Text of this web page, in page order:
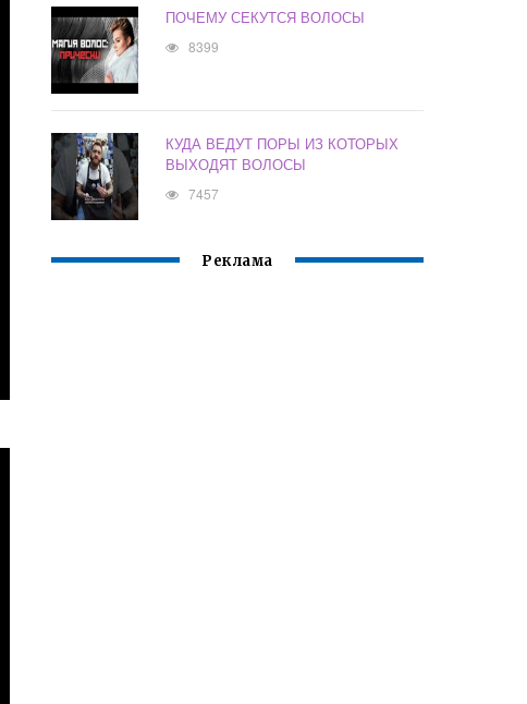
ПОЧЕМУ СЕКУТСЯ ВОЛОСЫ
8399
КУДА ВЕДУТ ПОРЫ ИЗ КОТОРЫХ
ВЫХОДЯТ ВОЛОСЫ
7457
Реклама